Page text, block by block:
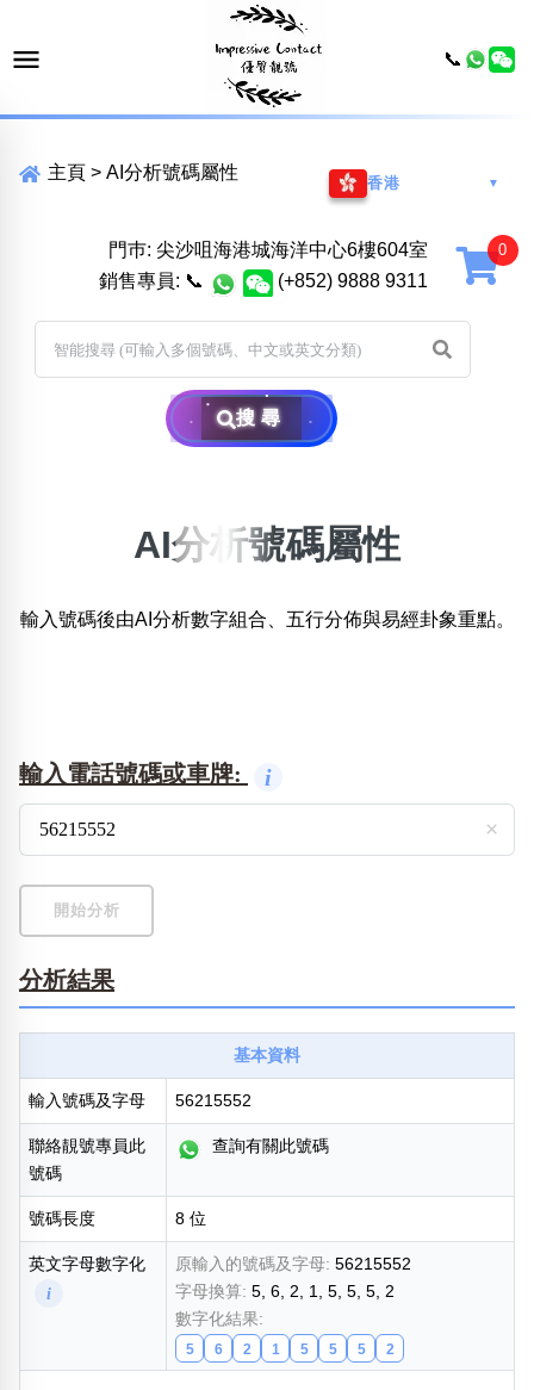
主頁 > AI分析號碼屬性
香港 ▼
門巿: 尖沙咀海港城海洋中心6樓604室
銷售專員: 📞 (+852) 9888 9311
搜尋
位置:
清除全部分類
清除全部分類
熱門分類
888尾
999尾 777尾 9字頭
清除全部分類
搜尋
AI分析號碼屬性
輸入號碼後由AI分析數字組合、五行分佈與易經卦象重點。
輸入電話號碼或車牌: i
×
開始分析
分析結果
基本資料
輸入號碼及字母 56215552
聯絡靚號專員此
號碼
查詢有關此號碼
號碼長度 8 位
英文字母數字化
i
原輸入的號碼及字母: 56215552
字母換算: 5, 6, 2, 1, 5, 5, 5, 2
數字化結果:
5 6 2 1 5 5 5 2
📞